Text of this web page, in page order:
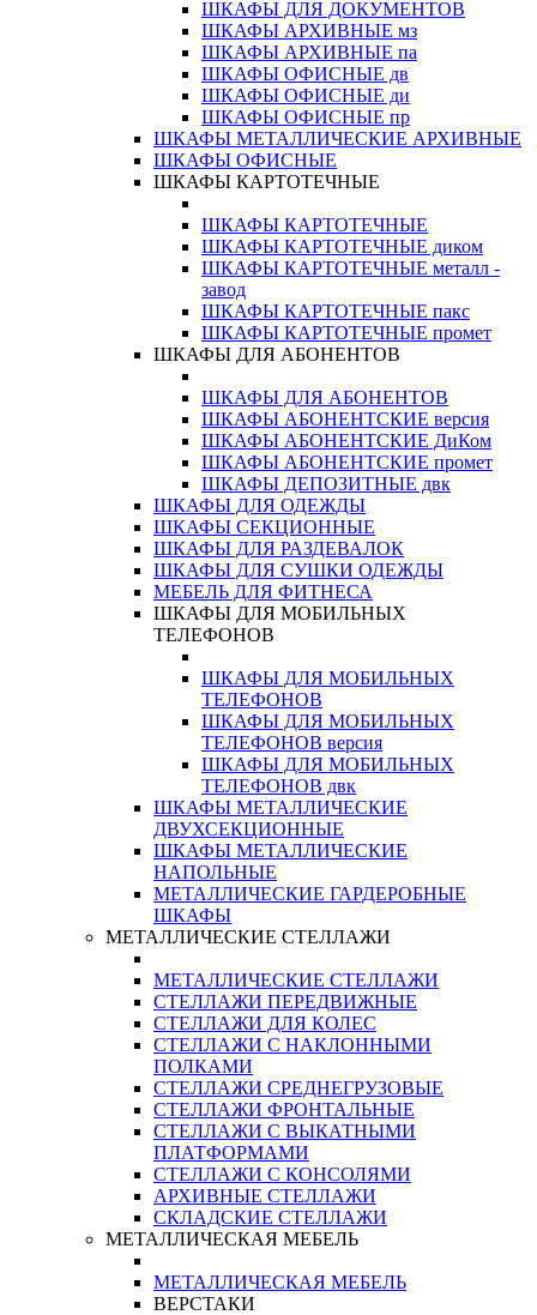
ШКАФЫ ДЛЯ ДОКУМЕНТОВ
ШКАФЫ АРХИВНЫЕ мз
ШКАФЫ АРХИВНЫЕ па
ШКАФЫ ОФИСНЫЕ дв
ШКАФЫ ОФИСНЫЕ ди
ШКАФЫ ОФИСНЫЕ пр
ШКАФЫ МЕТАЛЛИЧЕСКИЕ АРХИВНЫЕ
ШКАФЫ ОФИСНЫЕ
ШКАФЫ КАРТОТЕЧНЫЕ
ШКАФЫ КАРТОТЕЧНЫЕ
ШКАФЫ КАРТОТЕЧНЫЕ диком
ШКАФЫ КАРТОТЕЧНЫЕ металл -
завод
ШКАФЫ КАРТОТЕЧНЫЕ пакс
ШКАФЫ КАРТОТЕЧНЫЕ промет
ШКАФЫ ДЛЯ АБОНЕНТОВ
ШКАФЫ ДЛЯ АБОНЕНТОВ
ШКАФЫ АБОНЕНТСКИЕ версия
ШКАФЫ АБОНЕНТСКИЕ ДиКом
ШКАФЫ АБОНЕНТСКИЕ промет
ШКАФЫ ДЕПОЗИТНЫЕ двк
ШКАФЫ ДЛЯ ОДЕЖДЫ
ШКАФЫ СЕКЦИОННЫЕ
ШКАФЫ ДЛЯ РАЗДЕВАЛОК
ШКАФЫ ДЛЯ СУШКИ ОДЕЖДЫ
МЕБЕЛЬ ДЛЯ ФИТНЕСА
ШКАФЫ ДЛЯ МОБИЛЬНЫХ
ТЕЛЕФОНОВ
ШКАФЫ ДЛЯ МОБИЛЬНЫХ
ТЕЛЕФОНОВ
ШКАФЫ ДЛЯ МОБИЛЬНЫХ
ТЕЛЕФОНОВ версия
ШКАФЫ ДЛЯ МОБИЛЬНЫХ
ТЕЛЕФОНОВ двк
ШКАФЫ МЕТАЛЛИЧЕСКИЕ
ДВУХСЕКЦИОННЫЕ
ШКАФЫ МЕТАЛЛИЧЕСКИЕ
НАПОЛЬНЫЕ
МЕТАЛЛИЧЕСКИЕ ГАРДЕРОБНЫЕ
ШКАФЫ
МЕТАЛЛИЧЕСКИЕ СТЕЛЛАЖИ
МЕТАЛЛИЧЕСКИЕ СТЕЛЛАЖИ
СТЕЛЛАЖИ ПЕРЕДВИЖНЫЕ
СТЕЛЛАЖИ ДЛЯ КОЛЕС
СТЕЛЛАЖИ С НАКЛОННЫМИ
ПОЛКАМИ
СТЕЛЛАЖИ СРЕДНЕГРУЗОВЫЕ
СТЕЛЛАЖИ ФРОНТАЛЬНЫЕ
СТЕЛЛАЖИ С ВЫКАТНЫМИ
ПЛАТФОРМАМИ
СТЕЛЛАЖИ С КОНСОЛЯМИ
АРХИВНЫЕ СТЕЛЛАЖИ
СКЛАДСКИЕ СТЕЛЛАЖИ
МЕТАЛЛИЧЕСКАЯ МЕБЕЛЬ
МЕТАЛЛИЧЕСКАЯ МЕБЕЛЬ
ВЕРСТАКИ